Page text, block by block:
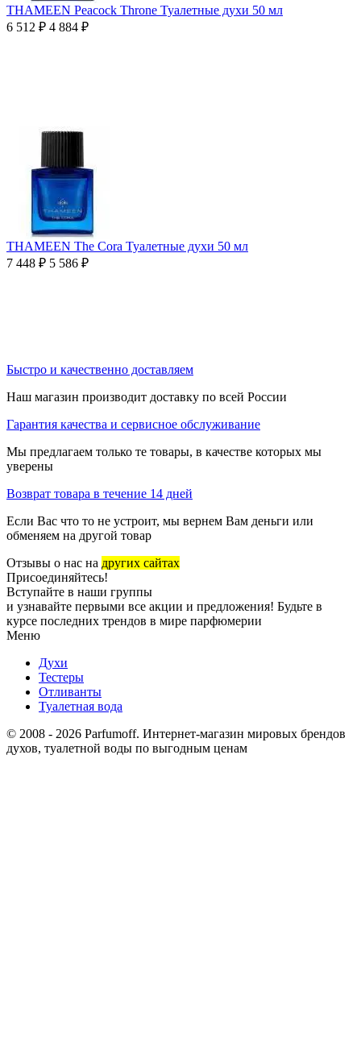
THAMEEN Peacock Throne Туалетные духи 50 мл
6 512 ₽ 4 884 ₽
THAMEEN The Cora Туалетные духи 50 мл
7 448 ₽ 5 586 ₽
Быстро и качественно доставляем
Наш магазин производит доставку по всей России
Гарантия качества и сервисное обслуживание
Мы предлагаем только те товары, в качестве которых мы
уверены
Возврат товара в течение 14 дней
Если Вас что то не устроит, мы вернем Вам деньги или
обменяем на другой товар
Отзывы о нас на других сайтах
Присоединяйтесь!
Вступайте в наши группы
и узнавайте первыми все акции и предложения! Будьте в
курсе последних трендов в мире парфюмерии
Меню
Духи
Тестеры
Отливанты
Туалетная вода
© 2008 - 2026 Parfumoff. Интернет-магазин мировых брендов
духов, туалетной воды по выгодным ценам